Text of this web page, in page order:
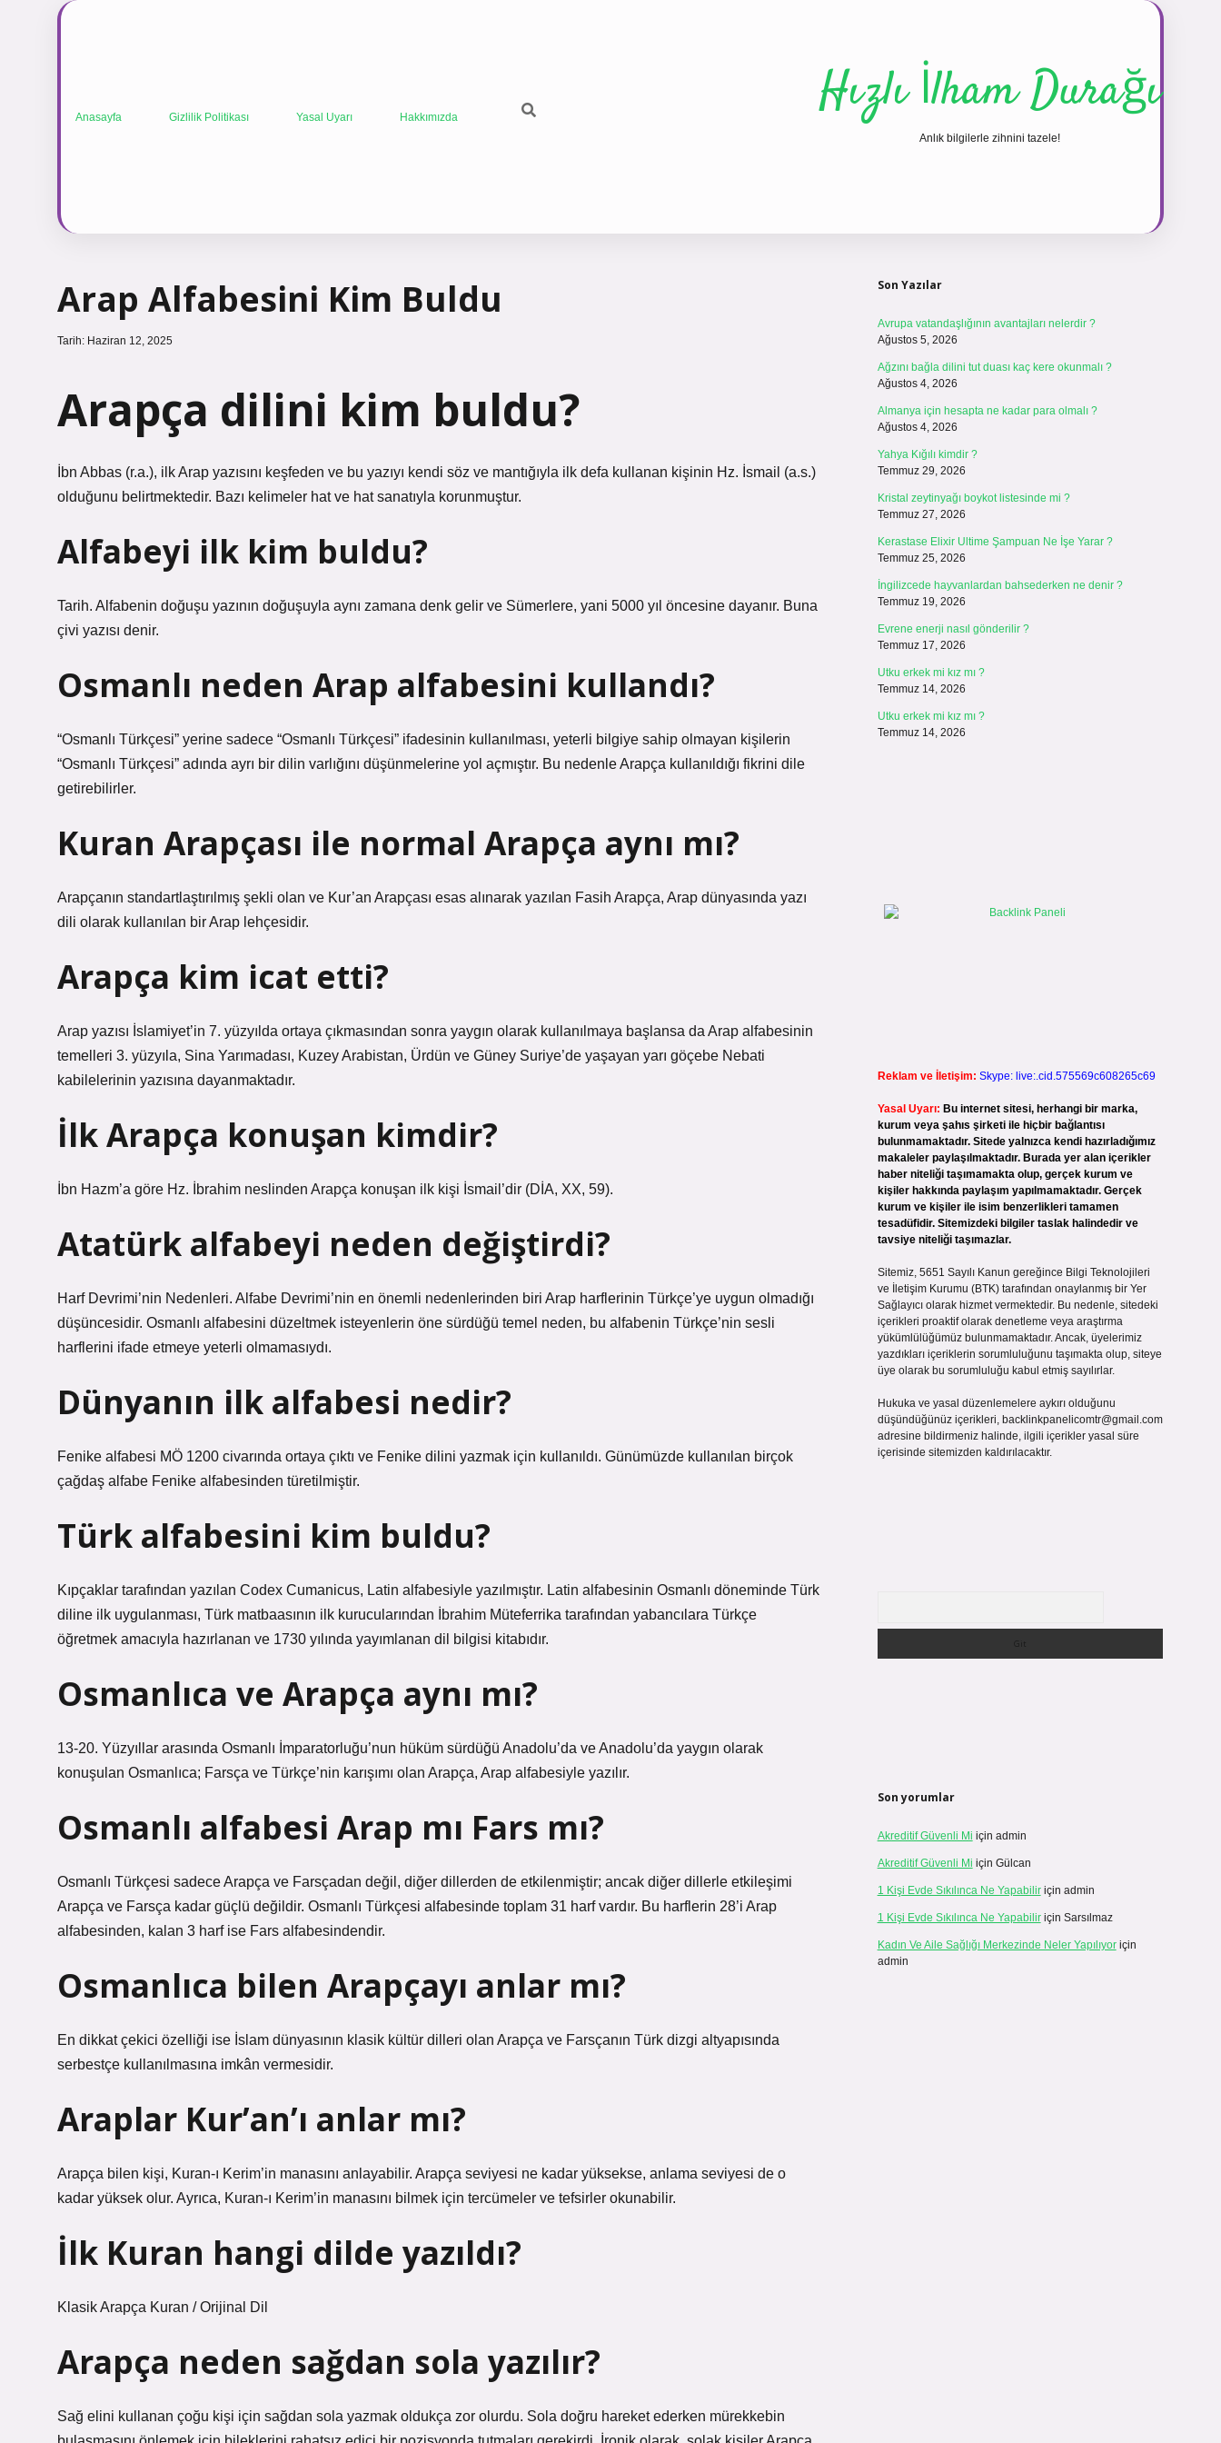
Anasayfa Gizlilik Politikası Yasal Uyarı Hakkımızda Hızlı İlham Durağı
Anlık bilgilerle zihnini tazele!
Arap Alfabesini Kim Buldu
Tarih: Haziran 12, 2025
Arapça dilini kim buldu?
İbn Abbas (r.a.), ilk Arap yazısını keşfeden ve bu yazıyı kendi söz ve mantığıyla ilk defa kullanan kişinin Hz. İsmail (a.s.)
olduğunu belirtmektedir. Bazı kelimeler hat ve hat sanatıyla korunmuştur.
Alfabeyi ilk kim buldu?
Tarih. Alfabenin doğuşu yazının doğuşuyla aynı zamana denk gelir ve Sümerlere, yani 5000 yıl öncesine dayanır. Buna
çivi yazısı denir.
Osmanlı neden Arap alfabesini kullandı?
“Osmanlı Türkçesi” yerine sadece “Osmanlı Türkçesi” ifadesinin kullanılması, yeterli bilgiye sahip olmayan kişilerin
“Osmanlı Türkçesi” adında ayrı bir dilin varlığını düşünmelerine yol açmıştır. Bu nedenle Arapça kullanıldığı fikrini dile
getirebilirler.
Kuran Arapçası ile normal Arapça aynı mı?
Arapçanın standartlaştırılmış şekli olan ve Kur’an Arapçası esas alınarak yazılan Fasih Arapça, Arap dünyasında yazı
dili olarak kullanılan bir Arap lehçesidir.
Arapça kim icat etti?
Arap yazısı İslamiyet’in 7. yüzyılda ortaya çıkmasından sonra yaygın olarak kullanılmaya başlansa da Arap alfabesinin
temelleri 3. yüzyıla, Sina Yarımadası, Kuzey Arabistan, Ürdün ve Güney Suriye’de yaşayan yarı göçebe Nebati
kabilelerinin yazısına dayanmaktadır.
İlk Arapça konuşan kimdir?
İbn Hazm’a göre Hz. İbrahim neslinden Arapça konuşan ilk kişi İsmail’dir (DİA, XX, 59).
Atatürk alfabeyi neden değiştirdi?
Harf Devrimi’nin Nedenleri. Alfabe Devrimi’nin en önemli nedenlerinden biri Arap harflerinin Türkçe’ye uygun olmadığı
düşüncesidir. Osmanlı alfabesini düzeltmek isteyenlerin öne sürdüğü temel neden, bu alfabenin Türkçe’nin sesli
harflerini ifade etmeye yeterli olmamasıydı.
Dünyanın ilk alfabesi nedir?
Fenike alfabesi MÖ 1200 civarında ortaya çıktı ve Fenike dilini yazmak için kullanıldı. Günümüzde kullanılan birçok
çağdaş alfabe Fenike alfabesinden türetilmiştir.
Türk alfabesini kim buldu?
Kıpçaklar tarafından yazılan Codex Cumanicus, Latin alfabesiyle yazılmıştır. Latin alfabesinin Osmanlı döneminde Türk
diline ilk uygulanması, Türk matbaasının ilk kurucularından İbrahim Müteferrika tarafından yabancılara Türkçe
öğretmek amacıyla hazırlanan ve 1730 yılında yayımlanan dil bilgisi kitabıdır.
Osmanlıca ve Arapça aynı mı?
13-20. Yüzyıllar arasında Osmanlı İmparatorluğu’nun hüküm sürdüğü Anadolu’da ve Anadolu’da yaygın olarak
konuşulan Osmanlıca; Farsça ve Türkçe’nin karışımı olan Arapça, Arap alfabesiyle yazılır.
Osmanlı alfabesi Arap mı Fars mı?
Osmanlı Türkçesi sadece Arapça ve Farsçadan değil, diğer dillerden de etkilenmiştir; ancak diğer dillerle etkileşimi
Arapça ve Farsça kadar güçlü değildir. Osmanlı Türkçesi alfabesinde toplam 31 harf vardır. Bu harflerin 28’i Arap
alfabesinden, kalan 3 harf ise Fars alfabesindendir.
Osmanlıca bilen Arapçayı anlar mı?
En dikkat çekici özelliği ise İslam dünyasının klasik kültür dilleri olan Arapça ve Farsçanın Türk dizgi altyapısında
serbestçe kullanılmasına imkân vermesidir.
Araplar Kur’an’ı anlar mı?
Arapça bilen kişi, Kuran-ı Kerim’in manasını anlayabilir. Arapça seviyesi ne kadar yüksekse, anlama seviyesi de o
kadar yüksek olur. Ayrıca, Kuran-ı Kerim’in manasını bilmek için tercümeler ve tefsirler okunabilir.
İlk Kuran hangi dilde yazıldı?
Klasik Arapça Kuran / Orijinal Dil
Arapça neden sağdan sola yazılır?
Sağ elini kullanan çoğu kişi için sağdan sola yazmak oldukça zor olurdu. Sola doğru hareket ederken mürekkebin
Son Yazılar
Avrupa vatandaşlığının avantajları nelerdir ?
Ağustos 5, 2026
Ağzını bağla dilini tut duası kaç kere okunmalı ?
Ağustos 4, 2026
Almanya için hesapta ne kadar para olmalı ?
Ağustos 4, 2026
Yahya Kığılı kimdir ?
Temmuz 29, 2026
Kristal zeytinyağı boykot listesinde mi ?
Temmuz 27, 2026
Kerastase Elixir Ultime Şampuan Ne İşe Yarar ?
Temmuz 25, 2026
İngilizcede hayvanlardan bahsederken ne denir ?
Temmuz 19, 2026
Evrene enerji nasıl gönderilir ?
Temmuz 17, 2026
Utku erkek mi kız mı ?
Temmuz 14, 2026
Utku erkek mi kız mı ?
Temmuz 14, 2026
Reklam ve İletişim: Skype: live:.cid.575569c608265c69
Yasal Uyarı: Bu internet sitesi, herhangi bir marka,
kurum veya şahıs şirketi ile hiçbir bağlantısı
bulunmamaktadır. Sitede yalnızca kendi hazırladığımız
makaleler paylaşılmaktadır. Burada yer alan içerikler
haber niteliği taşımamakta olup, gerçek kurum ve
kişiler hakkında paylaşım yapılmamaktadır. Gerçek
kurum ve kişiler ile isim benzerlikleri tamamen
tesadüfidir. Sitemizdeki bilgiler taslak halindedir ve
tavsiye niteliği taşımazlar.
Sitemiz, 5651 Sayılı Kanun gereğince Bilgi Teknolojileri
ve İletişim Kurumu (BTK) tarafından onaylanmış bir Yer
Sağlayıcı olarak hizmet vermektedir. Bu nedenle, sitedeki
içerikleri proaktif olarak denetleme veya araştırma
yükümlülüğümüz bulunmamaktadır. Ancak, üyelerimiz
yazdıkları içeriklerin sorumluluğunu taşımakta olup, siteye
üye olarak bu sorumluluğu kabul etmiş sayılırlar.
Hukuka ve yasal düzenlemelere aykırı olduğunu
düşündüğünüz içerikleri, backlinkpanelicomtr@gmail.com
adresine bildirmeniz halinde, ilgili içerikler yasal süre
içerisinde sitemizden kaldırılacaktır.
Son yorumlar
Akreditif Güvenli Mi için admin
Akreditif Güvenli Mi için Gülcan
1 Kişi Evde Sıkılınca Ne Yapabiliriçin admin
1 Kişi Evde Sıkılınca Ne Yapabiliriçin Sarsılmaz
Kadın Ve Aile Sağlığı Merkezinde Neler Yapılıyoriçin
admin